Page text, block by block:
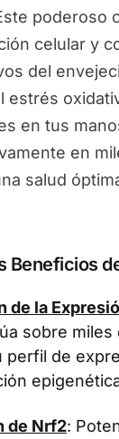
poderoso
celular y
del
estrés
en tus
en
salud
Beneficios
de la
sobre miles
perfil de
de Nrf2: